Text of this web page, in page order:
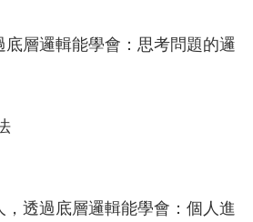
層邏輯能學會：思考問題的邏
透過底層邏輯能學會：個人進